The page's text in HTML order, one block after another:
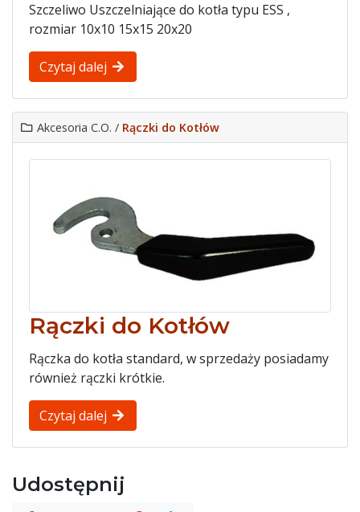
Szczeliwo Uszczelniające do kotła typu ESS ,
rozmiar 10x10 15x15 20x20
Czytaj dalej
Akcesoria C.O. / Rączki do Kotłów
Rączki do Kotłów
Rączka do kotła standard, w sprzedaży posiadamy
również rączki krótkie.
Czytaj dalej
Udostępnij